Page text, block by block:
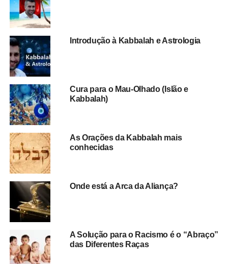
Introdução à Kabbalah e Astrologia
Cura para o Mau-Olhado (Islão e
Kabbalah)
As Orações da Kabbalah mais
conhecidas
Onde está a Arca da Aliança?
A Solução para o Racismo é o “Abraço”
das Diferentes Raças